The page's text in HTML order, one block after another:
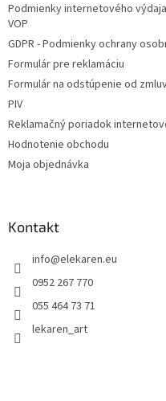
Podmienky internetového
VOP
GDPR - Podmienky ochrany
Formulár pre reklamáciu
Formulár na odstúpenie od
PIV
Reklamačný poriadok
Hodnotenie obchodu
Moja objednávka
Kontakt
info@elekaren.eu
0952 267 770
055 464 73 71
lekaren_art